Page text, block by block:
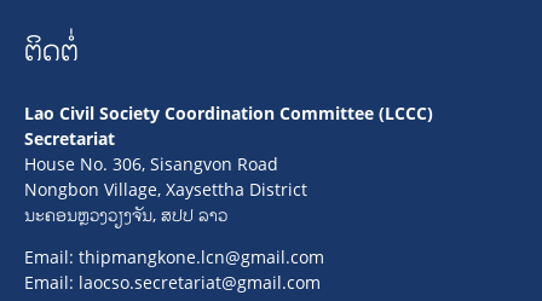
ຕິດຕໍ່
Lao Civil Society Coordination Committee (LCCC)
Secretariat
House No. 306, Sisangvon Road
Nongbon Village, Xaysettha District
ນະຄອນຫຼວງວຽງຈັນ, ສປປ ລາວ
Email: thipmangkone.lcn@gmail.com
Email: laocso.secretariat@gmail.com